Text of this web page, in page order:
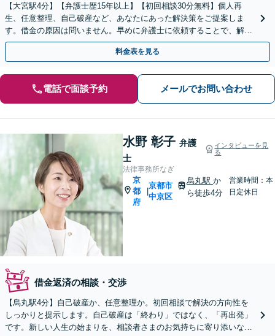
【大宮駅4分】【弁護士歴15年以上】【初回相談30分無料】個人再
生、任意整理、自己破産など、あなたにあった解決策をご提案しま
す。借金の原因は問いません。早めに弁護士に依頼することで、解決
できる可能性が高まります。ぜひご相談ください。
料金表を見る
電話で面談予約 メールでお問い合わせ
水野 彰子 弁護
士
インタビューを見
る
法律事務所なぎ
京
都
府
京都市
中京区
烏丸駅 か
ら徒歩4分
営業時間：本
日定休日
借金返済の相談・交渉
【烏丸駅4分】自己破産か、任意整理か。初回相談で解決の方向性を
しっかりと提示します。自己破産は「終わり」ではなく、「再出発」
です。新しい人生の始まりを、相談者さまのお気持ちに寄り添いなが